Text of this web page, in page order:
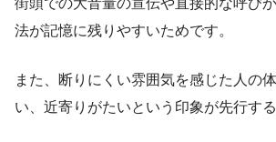
街頭での大音量の宣伝や直接的な呼び
法が記憶に残りやすいためです。
また、断りにくい雰囲気を感じた人の
い、近寄りがたいという印象が先行す